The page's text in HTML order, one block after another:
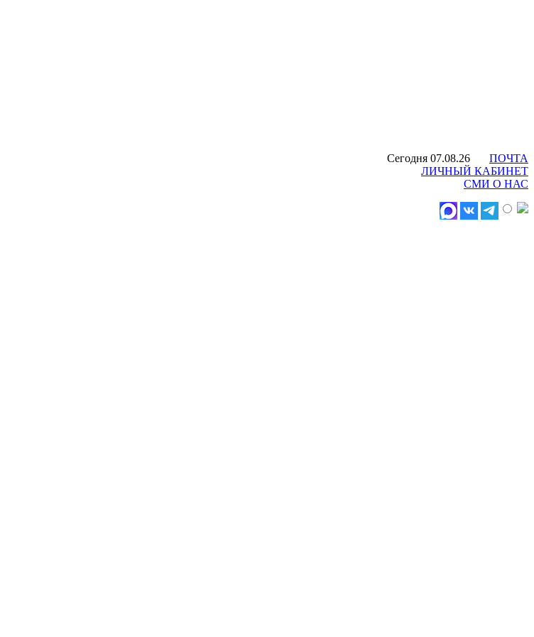
Сегодня 07.08.26
ПОЧТА
ЛИЧНЫЙ КАБИНЕТ
СМИ О НАС